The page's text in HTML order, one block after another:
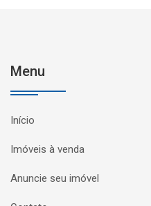
Menu
Início
Imóveis à venda
Anuncie seu imóvel